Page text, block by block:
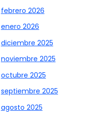
febrero 2026
enero 2026
diciembre 2025
noviembre 2025
octubre 2025
septiembre 2025
agosto 2025